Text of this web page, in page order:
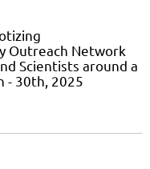
Outreach Network
Scientists around a
- 30th, 2025